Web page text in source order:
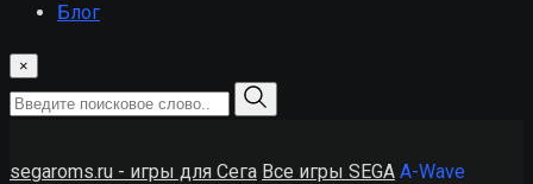
Блог
×
segaroms.ru - игры для Сега Все игры SEGA A-Wave